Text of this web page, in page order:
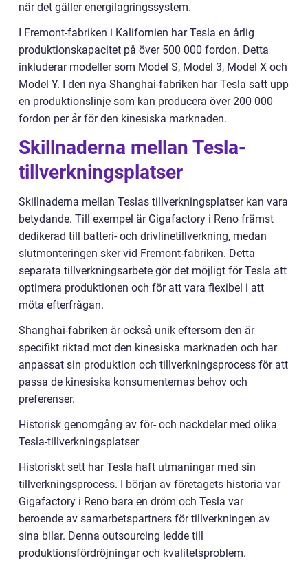
när det gäller energilagringssystem.
I Fremont-fabriken i Kalifornien har Tesla en årlig
produktionskapacitet på över 500 000 fordon. Detta
inkluderar modeller som Model S, Model 3, Model X och
Model Y. I den nya Shanghai-fabriken har Tesla satt upp
en produktionslinje som kan producera över 200 000
fordon per år för den kinesiska marknaden.
Skillnaderna mellan Tesla-
tillverkningsplatser
Skillnaderna mellan Teslas tillverkningsplatser kan vara
betydande. Till exempel är Gigafactory i Reno främst
dedikerad till batteri- och drivlinetillverkning, medan
slutmonteringen sker vid Fremont-fabriken. Detta
separata tillverkningsarbete gör det möjligt för Tesla att
optimera produktionen och för att vara flexibel i att
möta efterfrågan.
Shanghai-fabriken är också unik eftersom den är
specifikt riktad mot den kinesiska marknaden och har
anpassat sin produktion och tillverkningsprocess för att
passa de kinesiska konsumenternas behov och
preferenser.
Historisk genomgång av för- och nackdelar med olika
Tesla-tillverkningsplatser
Historiskt sett har Tesla haft utmaningar med sin
tillverkningsprocess. I början av företagets historia var
Gigafactory i Reno bara en dröm och Tesla var
beroende av samarbetspartners för tillverkningen av
sina bilar. Denna outsourcing ledde till
produktionsfördröjningar och kvalitetsproblem.